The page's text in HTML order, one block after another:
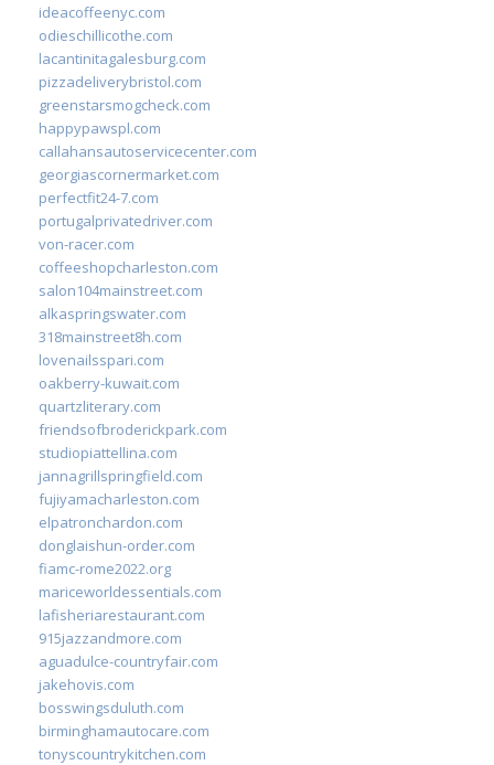
ideacoffeenyc.com
odieschillicothe.com
lacantinitagalesburg.com
pizzadeliverybristol.com
greenstarsmogcheck.com
happypawspl.com
callahansautoservicecenter.com
georgiascornermarket.com
perfectfit24-7.com
portugalprivatedriver.com
von-racer.com
coffeeshopcharleston.com
salon104mainstreet.com
alkaspringswater.com
318mainstreet8h.com
lovenailsspari.com
oakberry-kuwait.com
quartzliterary.com
friendsofbroderickpark.com
studiopiattellina.com
jannagrillspringfield.com
fujiyamacharleston.com
elpatronchardon.com
donglaishun-order.com
fiamc-rome2022.org
mariceworldessentials.com
lafisheriarestaurant.com
915jazzandmore.com
aguadulce-countryfair.com
jakehovis.com
bosswingsduluth.com
birminghamautocare.com
tonyscountrykitchen.com